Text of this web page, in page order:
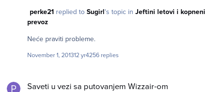
perke21 replied to Sugirl's topic in Jeftini letovi i kopneni
prevoz
Neće praviti probleme.
November 1, 201312 yr4256 replies
Saveti u vezi sa putovanjem Wizzair-om